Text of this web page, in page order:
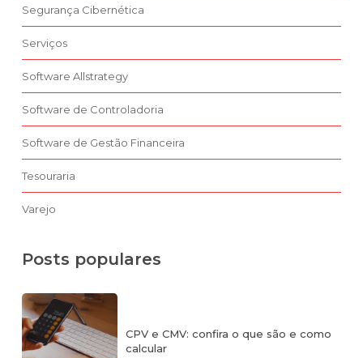
Segurança Cibernética
Serviços
Software Allstrategy
Software de Controladoria
Software de Gestão Financeira
Tesouraria
Varejo
Posts populares
CPV e CMV: confira o que são e como
calcular